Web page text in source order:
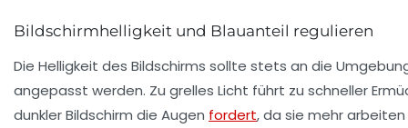
Bildschirmhelligkeit und Blauanteil regulieren
Die Helligkeit des Bildschirms sollte stets an die
angepasst werden. Zu grelles Licht führt zu schneller
dunkler Bildschirm die Augen fordert, da sie mehr